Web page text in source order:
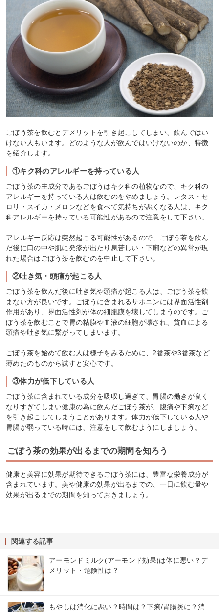
ごぼう茶を飲むとデメリットを引き起こしてしまい、飲んではい
けない人もいます。どのような人が飲んではいけないのか、特徴
を紹介します。
①キク科のアレルギーを持っている人
ごぼう茶の主成分であるごぼうはキク科の植物なので、キク科の
アレルギーを持っている人は飲むのをやめましょう。レタス・セ
ロリ・スイカ・メロンなどを食べて気持ちが悪くなる人は、キク
科アレルギーを持っている可能性があるので注意をして下さい。
アレルギー反応は突然起こる可能性があるので、ごぼう茶を飲ん
だ後に口の中や肌に発疹が出たり息苦しい・下痢などの異常が現
れた場合はごぼう茶を飲むのを中止して下さい。
②吐き気・頭痛が起こる人
ごぼう茶を飲んだ後に吐き気や頭痛が起こる人は、ごぼう茶を飲
まない方が良いです。ごぼうに含まれるサポニンには界面活性剤
作用があり、界面活性剤が体の細胞膜を壊してしまうのです。ご
ぼう茶を飲むことで胃の粘膜や血液の細胞が壊され、貧血による
頭痛や吐き気に繋がってしまいます。
ごぼう茶を始めて飲む人は様子をみるために、2番茶や3番茶など
薄めたのものから試すと安心です。
③体力が低下している人
ごぼう茶に含まれている成分を吸収し過ぎて、胃腸の働きが良く
なりすぎてしまい健康の為に飲んだごぼう茶が、腹痛や下痢など
を引き起こしてしまうことがあります。体力が低下している人や
胃腸が弱っている時には、注意をして飲むようにしましょう。
ごぼう茶の効果が出るまでの期間を知ろう
健康と美容に効果が期待できるごぼう茶には、豊富な栄養成分が
含まれています。美や健康の効果が出るまでの、一日に飲む量や
効果が出るまでの期間を知っておきましょう。
関連する記事
アーモンドミルク(アーモンド効果)は体に悪い？デ
メリット・危険性は？
もやしは消化に悪い？時間は？下痢/胃腸炎に？消